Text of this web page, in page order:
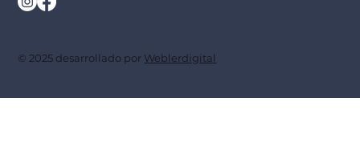
© 2025 desarrollado por Weblerdigital